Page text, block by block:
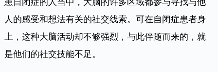
患自闭症的人当中，大脑的许多区域都参与寻找与他
人的感受和想法有关的社交线索。可在自闭症患者身
上，这种大脑活动却不够强烈，与此伴随而来的，就
是他们的社交技能不足。